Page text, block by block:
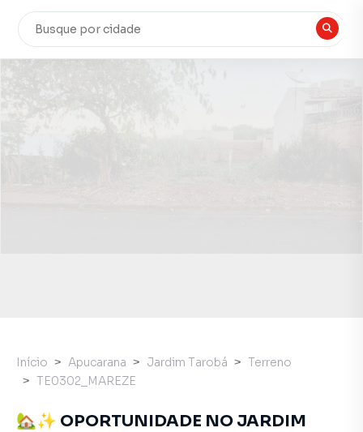
Início Apucarana Jardim Tarobá
Terreno
TE0302_MAREZE
🏡✨ OPORTUNIDADE NO JARDIM